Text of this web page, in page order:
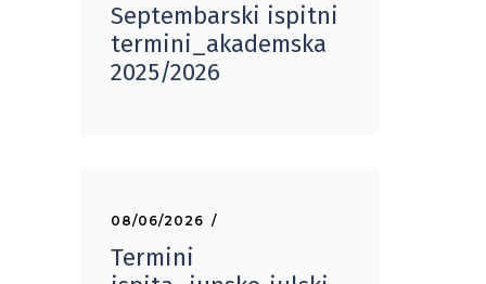
Septembarski ispitni
termini_akademska
2025/2026
08/06/2026
Termini